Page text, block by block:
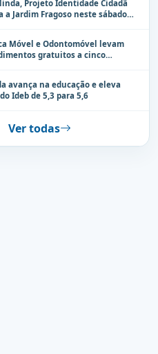
Projeto Identidade Cidadã
a Jardim Fragoso neste sábado
Móvel e Odontomóvel levam
gratuitos a cinco
avança na educação e eleva
Ideb de 5,3 para 5,6
Ver todas